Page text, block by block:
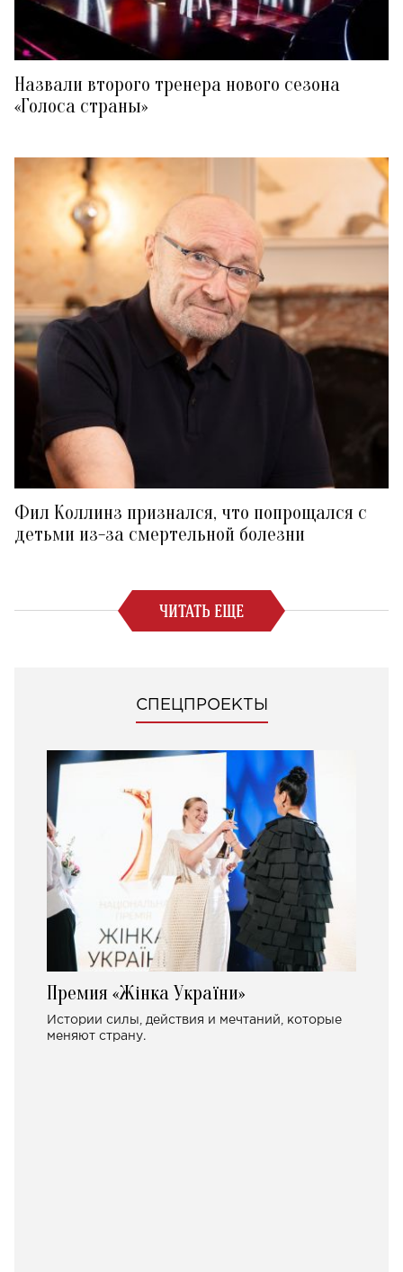
Назвали второго тренера нового сезона
«Голоса страны»
Фил Коллинз признался, что попрощался с
детьми из-за смертельной болезни
ЧИТАТЬ ЕЩЕ
СПЕЦПРОЕКТЫ
Премия «Жінка України»
Истории силы, действия и мечтаний, которые
меняют страну.